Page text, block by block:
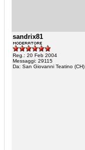
sandrix81
Reg.: 20 Feb 2004
Messaggi: 29115
Da: San Giovanni Teatino (CH)